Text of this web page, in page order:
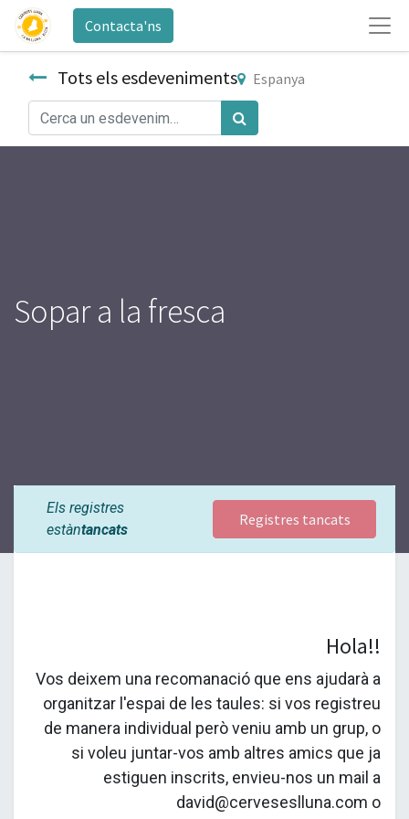
Contacta'ns
Tots els esdeveniments Espanya
Sopar a la fresca
Els registres
estàntancats
Registres tancats
Hola!!
Vos deixem una recomanació que ens ajudarà a
organitzar l'espai de les taules: si vos registreu
de manera individual però veniu amb un grup, o
si voleu juntar-vos amb altres amics que ja
estiguen inscrits, envieu-nos un mail a
david@cerveseslluna.com o